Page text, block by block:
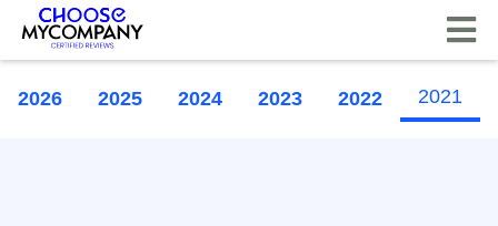
2026 2025 2024 2023 2022 2021
Pannello di gestione dei cookies